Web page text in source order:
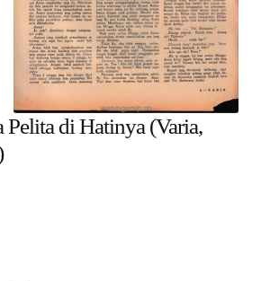
child
menu
Pelita di Hatinya (Varia,